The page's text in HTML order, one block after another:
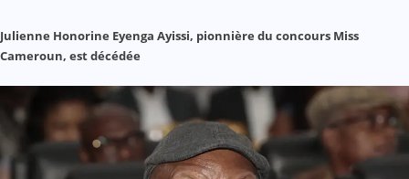
Julienne Honorine Eyenga Ayissi, pionnière du concours Miss
Cameroun, est décédée